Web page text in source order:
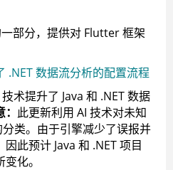
部分，提供对 Flutter 框架
.NET 数据流分析的配置流程
术提升了 Java 和 .NET 数据
此更新利用 AI 技术对未知
类。由于引擎减少了误报并
此预计 Java 和 .NET 项目
化。